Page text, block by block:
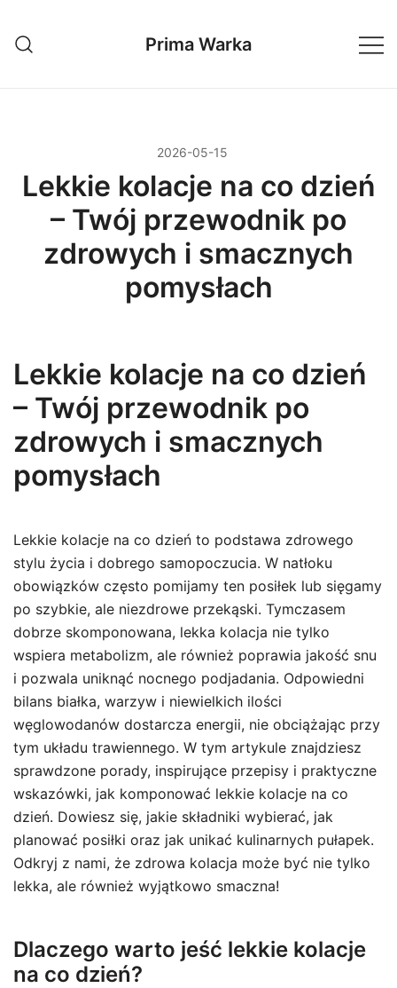
treści
Prima Warka
2026-05-15
Lekkie kolacje na co dzień
– Twój przewodnik po
zdrowych i smacznych
pomysłach
Lekkie kolacje na co dzień
– Twój przewodnik po
zdrowych i smacznych
pomysłach
Lekkie kolacje na co dzień to podstawa zdrowego
stylu życia i dobrego samopoczucia. W natłoku
obowiązków często pomijamy ten posiłek lub sięgamy
po szybkie, ale niezdrowe przekąski. Tymczasem
dobrze skomponowana, lekka kolacja nie tylko
wspiera metabolizm, ale również poprawia jakość snu
i pozwala uniknąć nocnego podjadania. Odpowiedni
bilans białka, warzyw i niewielkich ilości
węglowodanów dostarcza energii, nie obciążając przy
tym układu trawiennego. W tym artykule znajdziesz
sprawdzone porady, inspirujące przepisy i praktyczne
wskazówki, jak komponować lekkie kolacje na co
dzień. Dowiesz się, jakie składniki wybierać, jak
planować posiłki oraz jak unikać kulinarnych pułapek.
Odkryj z nami, że zdrowa kolacja może być nie tylko
lekka, ale również wyjątkowo smaczna!
Dlaczego warto jeść lekkie kolacje
na co dzień?